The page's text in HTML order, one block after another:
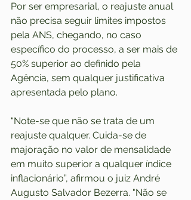
Por ser empresarial, o reajuste anual
não precisa seguir limites impostos
pela ANS, chegando, no caso
específico do processo, a ser mais de
50% superior ao definido pela
Agência, sem qualquer justificativa
apresentada pelo plano.
“Note-se que não se trata de um
reajuste qualquer. Cuida-se de
majoração no valor de mensalidade
em muito superior a qualquer índice
inflacionário”, afirmou o juiz André
Augusto Salvador Bezerra. "Não se